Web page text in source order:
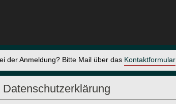
der Anmeldung? Bitte Mail über das Kontaktformular
Datenschutzerklärung